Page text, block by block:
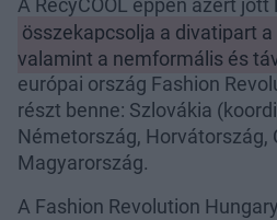
A RecyCOOL éppen azért jött
összekapcsolja a divatipart
valamint a nemformális és
európai ország Fashion
részt benne: Szlovákia
Németország, Horvátország,
Magyarország.
A Fashion Revolution